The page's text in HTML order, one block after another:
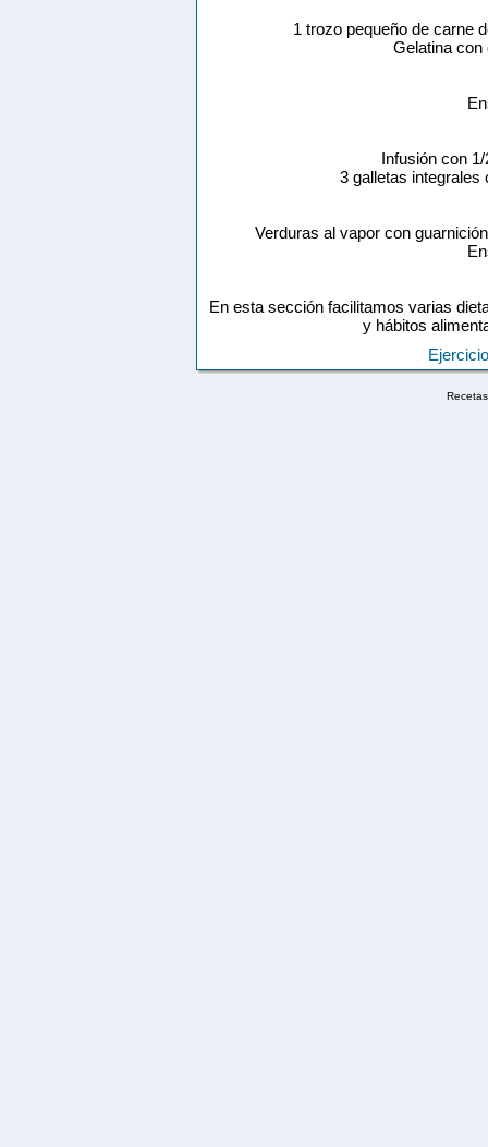
1 trozo pequeño de carne
Gelatina con
Infusión con
3 galletas integrales
Verduras al vapor con
En esta sección facilitamos varias
y hábitos